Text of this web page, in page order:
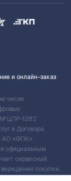
и онлайн-заказ
числе
№ ЦПР-1282
и Договора
АО «ФПК»
официальным
сервисный
покупки.